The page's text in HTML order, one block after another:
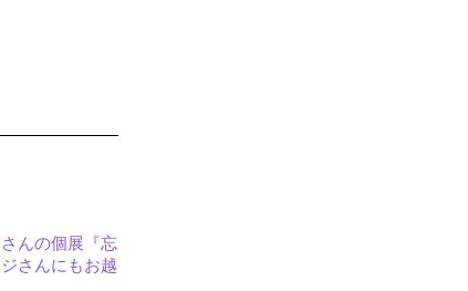
んの個展『忘
さんにもお越